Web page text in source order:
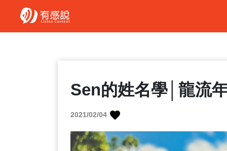
Sen的姓名學│龍流
2021/02/04